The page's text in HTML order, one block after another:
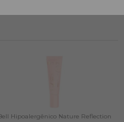
Hipoalergênico Nature Reflection